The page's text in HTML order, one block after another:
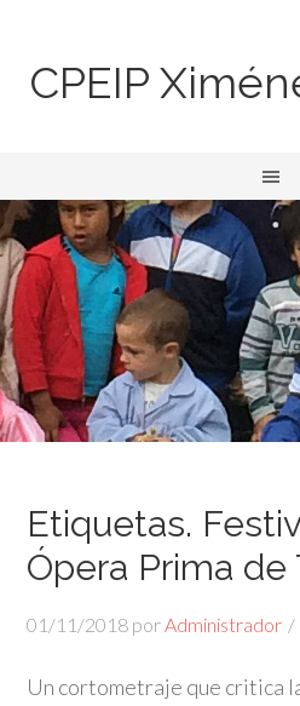
CPEIP
Etiquetas.
Ópera Prima de
01/11/2018 porAdministrador
Un cortometraje que critica